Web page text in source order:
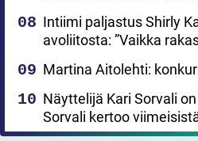
Intiimi paljastus Shirly
avoliitosta: ”Vaikka
Martina Aitolehti:
Näyttelijä Kari Sorvali
Sorvali kertoo